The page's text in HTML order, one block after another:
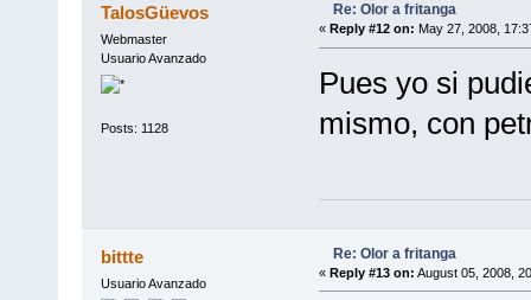
TalosGüevos
Webmaster
Usuario Avanzado
Posts: 1128
Re: Olor a fritanga
« Reply #12 on: May 27, 2008,
Pues yo si
mismo, con
bittte
Usuario Avanzado
Re: Olor a fritanga
« Reply #13 on: August 05, 2008,